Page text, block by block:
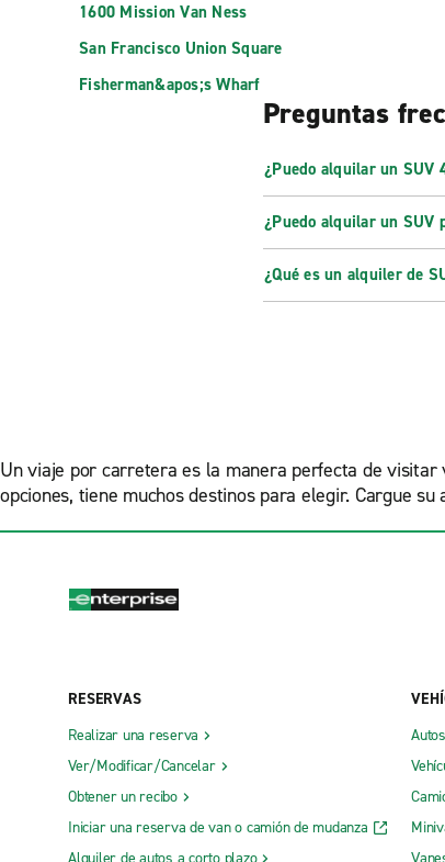
1600 Mission Van Ness
San Francisco Union Square
Fisherman&apos;s Wharf
Preguntas
¿Puedo alquilar un SUV
¿Puedo alquilar un SUV
¿Qué es un alquiler de
Un viaje por carretera es la manera perfecta de visitar
opciones, tiene muchos destinos para elegir. Cargue
RESERVAS
Realizar una reserva
Ver/Modificar/Cancelar
Obtener un recibo
Iniciar una reserva de van o camión de mudanza
Autos